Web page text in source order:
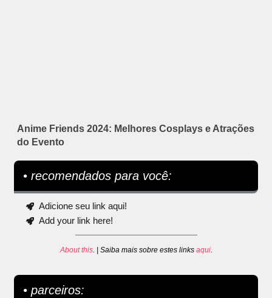
Anime Friends 2024: Melhores Cosplays e Atrações
do Evento
• recomendados para você:
Adicione seu link aqui!
Add your link here!
About this. | Saiba mais sobre estes links aqui.
• parceiros: